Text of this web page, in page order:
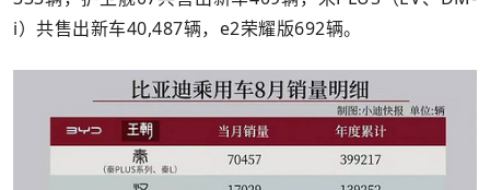
i）共售出新车40,487辆，e2荣耀版692辆。